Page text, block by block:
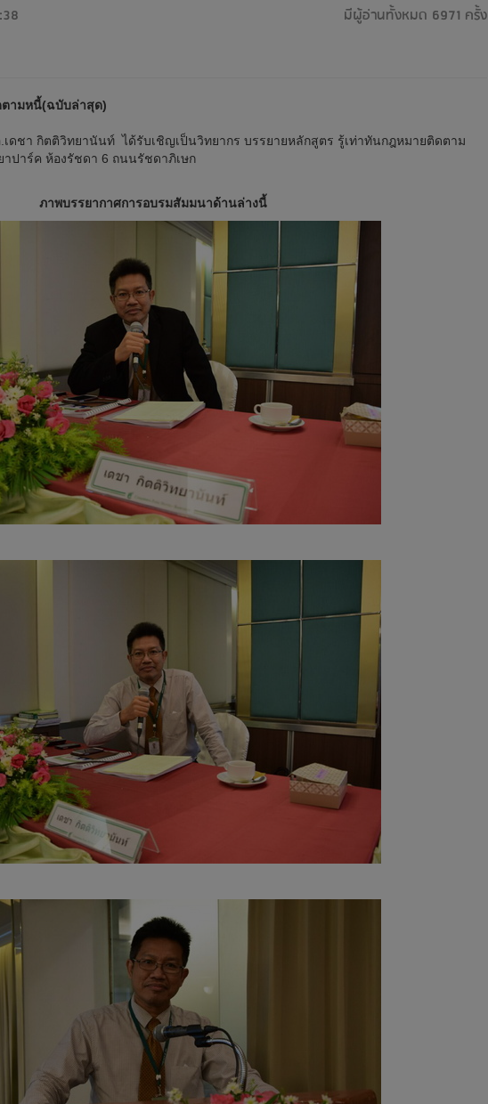
มีผู้อ่านทั้งหมด 6971 ครั้ง
ามหนี้(ฉบับล่าสุด)
กิตติวิทยานันท์ ได้รับเชิญเป็นวิทยากร บรรยายหลักสูตร รู้เท่าทันกฎหมายติดตาม
ปาร์ค ห้องรัชดา 6 ถนนรัชดาภิเษก
ภาพบรรยากาศการอบรมสัมมนาด้านล่างนี้